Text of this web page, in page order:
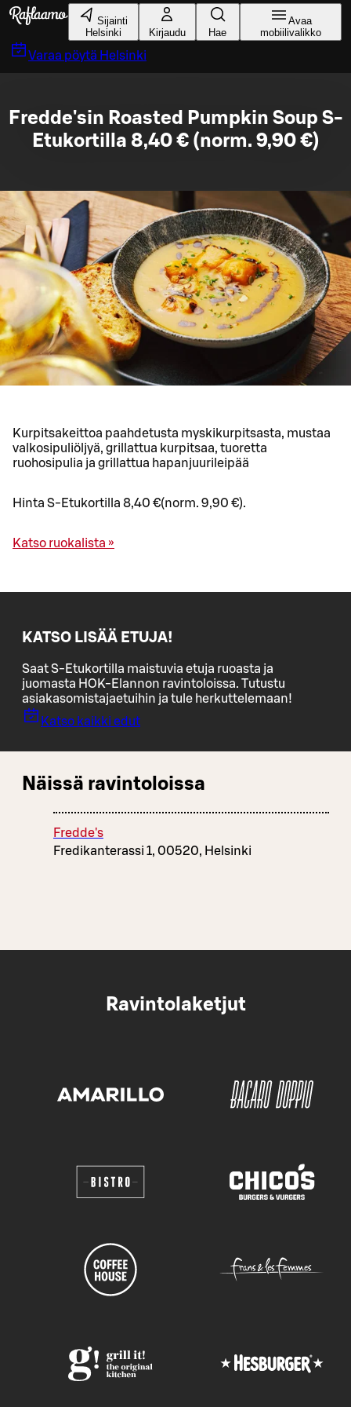
Siirry pääsisältöön
Sijainti
Helsinki
Kirjaudu Hae
Avaa
mobiilivalikko
Varaa pöytä Helsinki
Fredde'sin Roasted Pumpkin Soup S-
Etukortilla 8,40 € (norm. 9,90 €)
Kurpitsakeittoa paahdetusta myskikurpitsasta, mustaa
valkosipuliöljyä, grillattua kurpitsaa, tuoretta
ruohosipulia ja grillattua hapanjuurileipää
Hinta S-Etukortilla 8,40 €(norm. 9,90 €).
Katso ruokalista »
KATSO LISÄÄ ETUJA!
Saat S-Etukortilla maistuvia etuja ruoasta ja
juomasta HOK-Elannon ravintoloissa. Tutustu
asiakasomistajaetuihin ja tule herkuttelemaan!
Katso kaikki edut
Näissä ravintoloissa
Fredde's
Fredikanterassi 1, 00520, Helsinki
Ravintolaketjut